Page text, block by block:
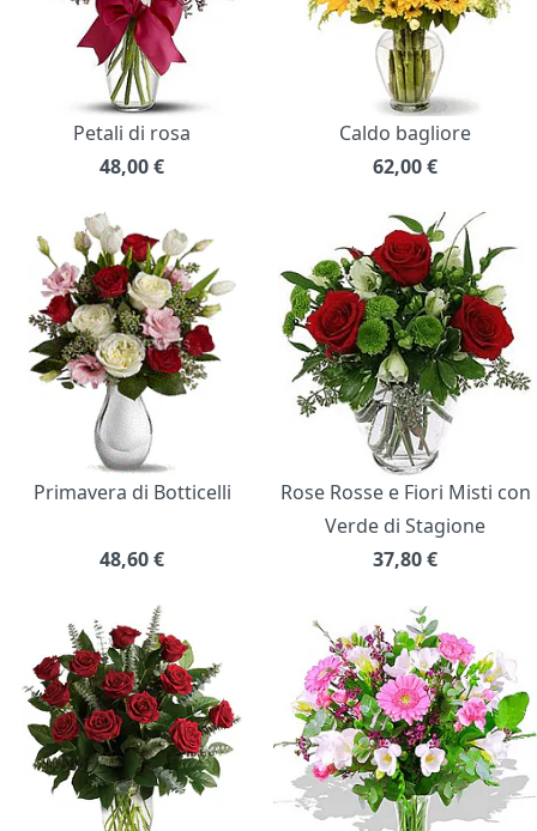
Petali di rosa
48,00€
Caldo bagliore
62,00€
Primavera di Botticelli
48,60€
Rose Rosse e Fiori Misti con
Verde di Stagione
37,80€